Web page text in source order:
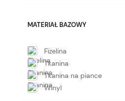
MATERIAŁ BAZOWY
Fizelina
Tkanina
Tkanina na piance
Winyl